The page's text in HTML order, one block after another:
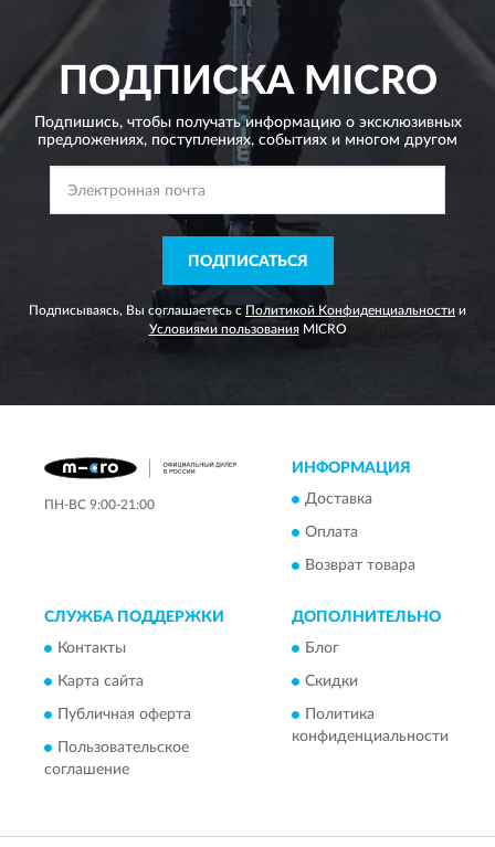
ПОДПИСКАMICRO
Подпишись, чтобы получать информацию о эксклюзивных
предложениях, поступлениях, событиях и многом другом
ПОДПИСАТЬСЯ
Подписываясь, Вы соглашаетесь с Политикой Конфиденциальности и
Условиями пользованияMICRO
ПН-ВС 9:00-21:00
ИНФОРМАЦИЯ
Доставка
Оплата
Возврат товара
СЛУЖБА ПОДДЕРЖКИ
Контакты
Карта сайта
Публичная оферта
Пользовательское
соглашение
ДОПОЛНИТЕЛЬНО
Блог
Скидки
Политика
конфиденциальности